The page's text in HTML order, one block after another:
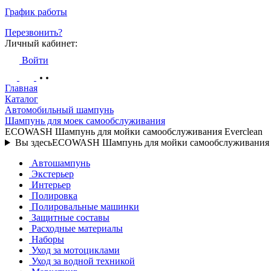
График работы
Перезвонить?
Личный кабинет:
Войти
Главная
Каталог
Автомобильный шампунь
Шампунь для моек самообслуживания
ECOWASH Шампунь для мойки самообслуживания Everclean
Вы здесьECOWASH Шампунь для мойки самообслуживания
Автошампунь
Экстерьер
Интерьер
Полировка
Полировальные машинки
Защитные составы
Расходные материалы
Наборы
Уход за мотоциклами
Уход за водной техникой